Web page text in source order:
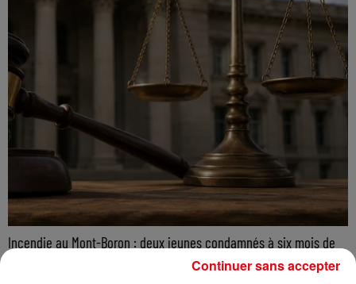
Incendie au Mont-Boron : deux jeunes condamnés à six mois de
Continuer sans accepter